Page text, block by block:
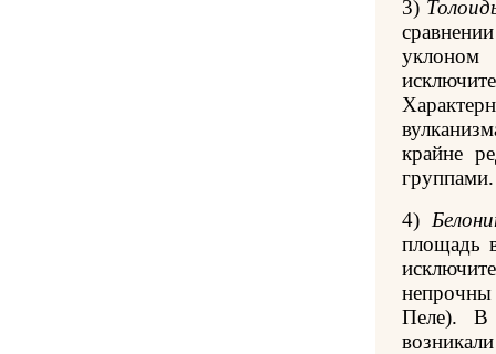
3)
крайне
группами.
4)
площадь
Пеле). В